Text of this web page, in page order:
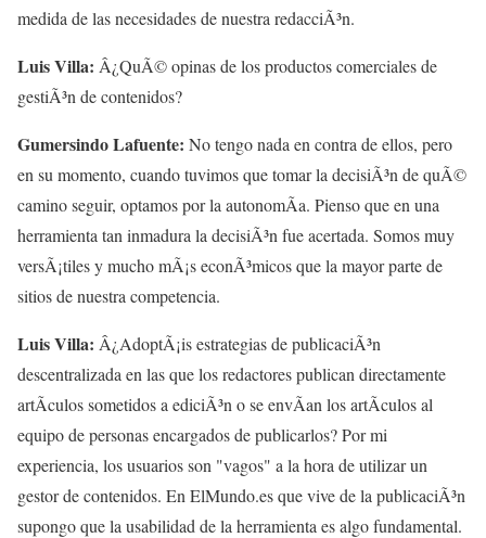
medida de las necesidades de nuestra redacciÃ³n.
Luis Villa: Â¿QuÃ© opinas de los productos comerciales de
gestiÃ³n de contenidos?
Gumersindo Lafuente: No tengo nada en contra de ellos, pero
en su momento, cuando tuvimos que tomar la decisiÃ³n de quÃ©
camino seguir, optamos por la autonomÃ­a. Pienso que en una
herramienta tan inmadura la decisiÃ³n fue acertada. Somos muy
versÃ¡tiles y mucho mÃ¡s econÃ³micos que la mayor parte de
sitios de nuestra competencia.
Luis Villa: Â¿AdoptÃ¡is estrategias de publicaciÃ³n
descentralizada en las que los redactores publican directamente
artÃ­culos sometidos a ediciÃ³n o se envÃ­an los artÃ­culos al
equipo de personas encargados de publicarlos? Por mi
experiencia, los usuarios son "vagos" a la hora de utilizar un
gestor de contenidos. En ElMundo.es que vive de la publicaciÃ³n
supongo que la usabilidad de la herramienta es algo fundamental.